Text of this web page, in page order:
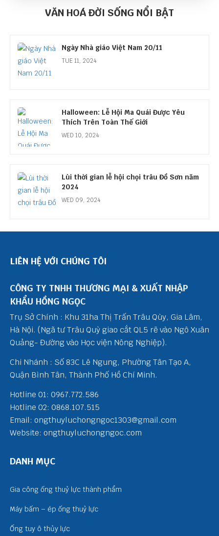
SUN 12, 2024
VĂN HOÁ ĐỜI SỐNG NỔI BẬT
Ngày Nhà giáo Việt Nam 20/11
TUE 11, 2024
Halloween: Lễ Hội Ma Quái Được Yêu
Thích Trên Toàn Thế Giới
WED 10, 2024
Lùi thời gian lễ hội chọi trâu Đồ Sơn năm
2024
WED 09, 2024
LIÊN HỆ VỚI CHÚNG TÔI
CÔNG TY TNHH THƯƠNG MẠI & XUẤT NHẬP
KHẨU HỒNG NGỌC
Trụ Sở Chính : Khu 31ha Thị Trấn Trâu Qùy, Gia Lâm,
Hà Nội. (Ngã tư Trâu Quỳ giao cắt QL5 rẽ vào Ngô Xuân
Quảng- Đường vào Học viện Nông Nghiệp).
Chi Nhánh : Số 83C Lê Ngung, Phường Tân Tạo A,
Quận Bình Tân, Thành Phố Hồ Chí Minh.
Hotline 01: 0967.772.586
Hotline 02: 0868.107.515
Email: ongthuyluchongngoc1303@gmail.com
Website: ongthuyluchongngoc.com
DANH MỤC
Gia công ống thuỷ lực thành phẩm
Máy bấm – ép ống thuỷ lực
Ống tuy ô thủy lực